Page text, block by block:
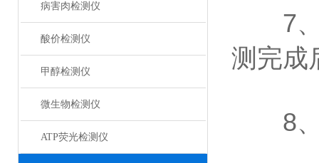
病害肉检测仪
酸价检测仪
甲醇检测仪
微生物检测仪
ATP荧光检测仪
7、
测完成
8、